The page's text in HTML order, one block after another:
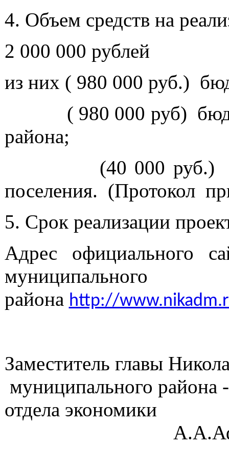
4. Объем средств на
2 000 000 рублей
из них ( 980 000 руб.)
( 980 000 руб)
района;
(40 000 руб.) -
поселения. (Протокол
5. Срок реализации
Адрес официального
муниципального
района http://
Заместитель главы
муниципального района
отдела